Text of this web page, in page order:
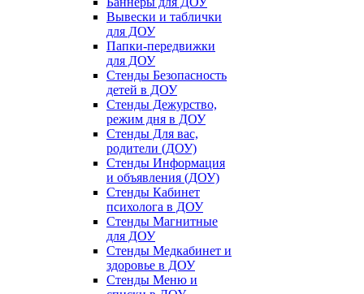
Вывески и таблички
для ДОУ
Папки-передвижки
для ДОУ
Стенды Безопасность
детей в ДОУ
Стенды Дежурство,
режим дня в ДОУ
Стенды Для вас,
родители (ДОУ)
Стенды Информация
и объявления (ДОУ)
Стенды Кабинет
психолога в ДОУ
Стенды Магнитные
для ДОУ
Стенды Медкабинет и
здоровье в ДОУ
Стенды Меню и